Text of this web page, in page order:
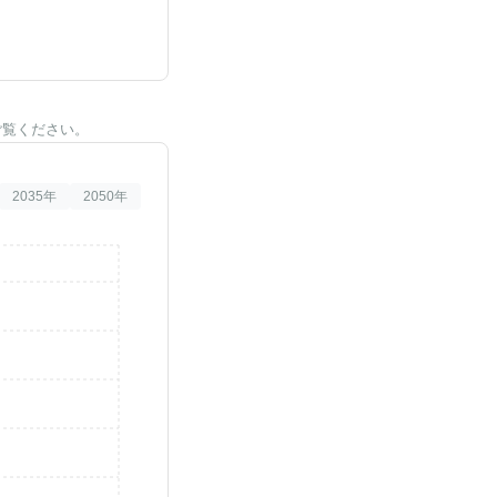
ください。
2035年 2050年